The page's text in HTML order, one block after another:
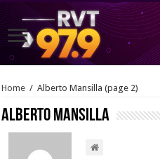
Home / Alberto Mansilla (page 2)
Alberto Mansilla